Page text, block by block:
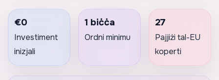
€0
Investiment
inizjali
1 biċċa
Ordni minimu
27
Pajjiżi tal-EU
koperti